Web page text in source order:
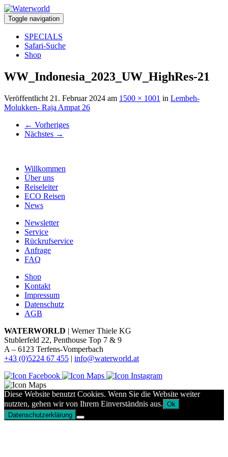
Toggle navigation
SPECIALS
Safari-Suche
Shop
WW_Indonesia_2023_UW_HighRes-21
Veröffentlicht 21. Februar 2024 am 1500 × 1001 in Lembeh-
Molukken- Raja Ampat 26
← Vorheriges
Nächstes →
Willkommen
Über uns
Reiseleiter
ECO Reisen
News
Newsletter
Service
Rückrufservice
Anfrage
FAQ
Shop
Kontakt
Impressum
Datenschutz
AGB
WATERWORLD | Werner Thiele KG
Stublerfeld 22, Penthouse Top 7 & 9
A – 6123 Terfens-Vomperbach
+43 (0)5224 67 455 | info@waterworld.at
Diese Website benutzt Cookies. Wenn Sie die Website weiter
nutzten, gehen wir von Ihrem Einverständnis aus. Ok
Datenschutzerklärung